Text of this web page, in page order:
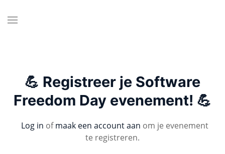
💪 Registreer je Software
Freedom Day evenement! 💪
Log in ofmaak een account aan om je evenement
te registreren.